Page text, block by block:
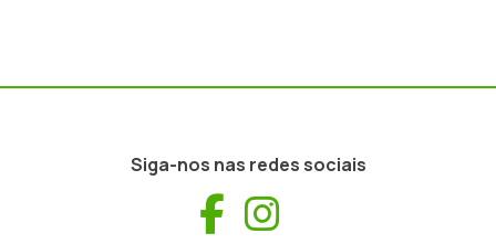
Siga-nos nas redes sociais
Facebook